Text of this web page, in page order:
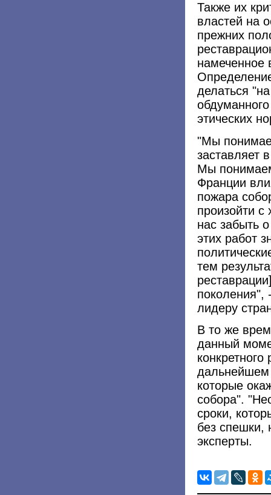
Также их
властей на
прежних
намеченное
делаться
этических
"Мы
заставляет
Мы
Франции
пожара
произойти
нас забыть
этих работ
тем
поколения",
лидеру
В то же
данный
дальнейшем
которые
собора".
сроки,
без спешки,
эксперты.